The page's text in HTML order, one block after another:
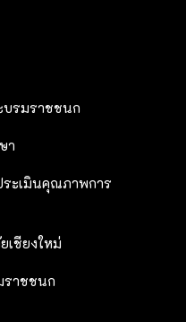
รมราชชนก
า
ะเมินคุณภาพการ
เชียงใหม่
ราชชนก